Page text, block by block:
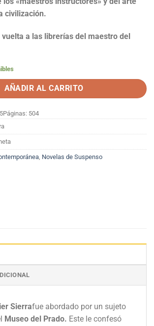
civilización.
a las librerías del maestro del
AÑADIR AL CARRITO
Páginas: 504
, Novelas de Suspenso
Sierrafue abordado por un sujeto
Museo del Prado. Este le confesó